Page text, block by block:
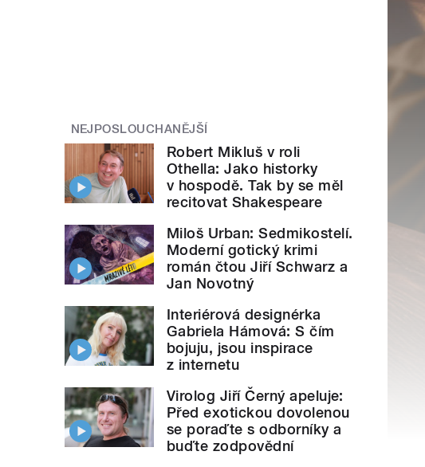
NEJPOSLOUCHANĚJŠÍ
Robert Mikluš v roli
Othella: Jako historky
v hospodě. Tak by se měl
recitovat Shakespeare
Miloš Urban: Sedmikostelí.
Moderní gotický krimi
román čtou Jiří Schwarz a
Jan Novotný
Interiérová designérka
Gabriela Hámová: S čím
bojuju, jsou inspirace
z internetu
Virolog Jiří Černý apeluje:
Před exotickou dovolenou
se poraďte s odborníky a
buďte zodpovědní